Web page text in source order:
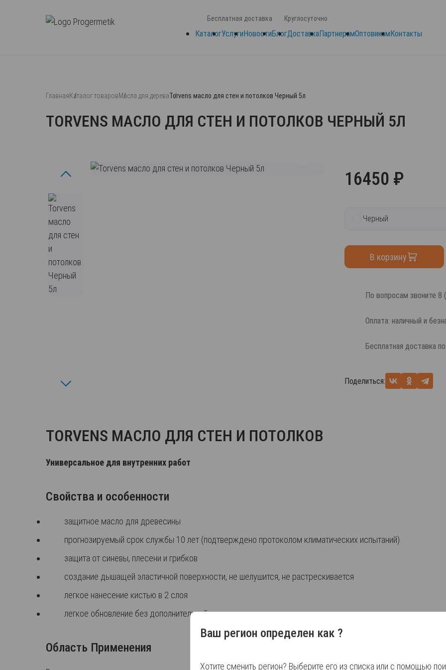
Бесплатная доставка Круглосуточно
Ваш регион определен как ?
Хотите сменить регион? Выберите его из списка или с помощью
КаталогУслугиНовостиБлогДоставкаПартнерамОптовикамКонтакты
ГлавнаяКаталог товаровМасла для дереваTorvens масло для стен и потолков Черный 5л
TORVENS МАСЛО ДЛЯ СТЕН И ПОТОЛКОВ ЧЕРНЫЙ 5Л
16450 ₽
Черный
В корзину
По вопросам звоните 8
Оплата: наличный и
Бесплатная доставка
Поделиться:
TORVENS МАСЛО ДЛЯ СТЕН И ПОТОЛКОВ
Универсальное для внутренних работ
Свойства и особенности
защитное масло для древесины
прогнозируемый срок службы 10 лет (подтверждено протоколом климатических испытаний)
защита от синевы, плесени и грибков
создание дышащей эластичной поверхности, не шелушится, не растрескивается
легкое нанесение кистью в 2 слоя
легкое обновление без дополнительной очистки поверхности
Область Применения